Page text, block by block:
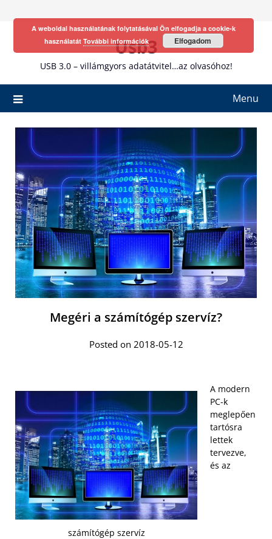
Usb3
USB 3.0 – villámgyors adatátvitel…az olvasóhoz!
Menu
Megéri a számítógép szervíz?
Posted on 2018-05-12
számítógép szervíz
A modern
PC-k
meglepően
tartósra
lettek
tervezve,
és az
A weboldal használatának folytatásával Ön elfogadja a cookie-k
használatát További információk Elfogadom